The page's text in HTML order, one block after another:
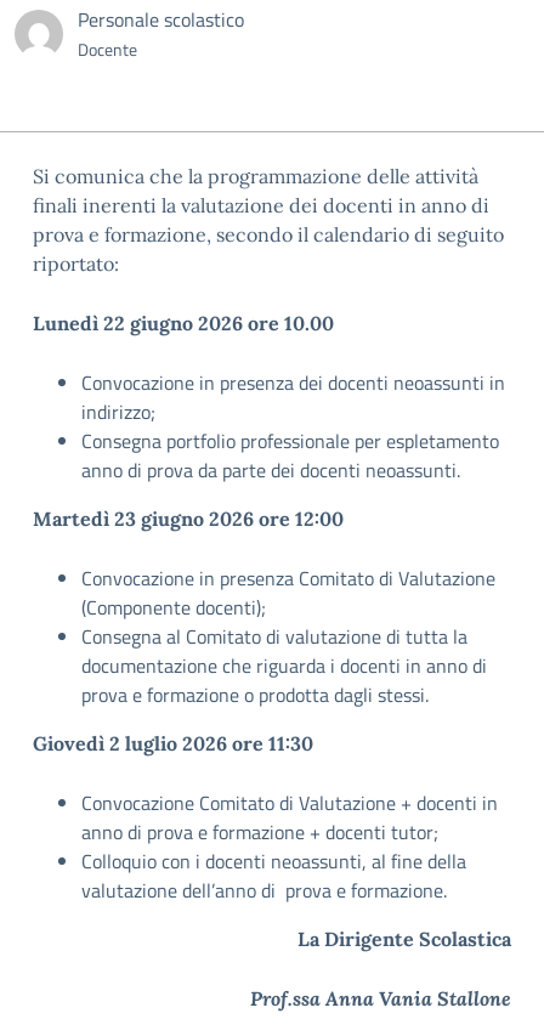
Personale scolastico
Docente
Si comunica che la programmazione delle attività
finali inerenti la valutazione dei docenti in anno di
prova e formazione, secondo il calendario di seguito
riportato:
Lunedì 22 giugno 2026 ore 10.00
Convocazione in presenza dei docenti neoassunti in
indirizzo;
Consegna portfolio professionale per espletamento
anno di prova da parte dei docenti neoassunti.
Martedì 23 giugno 2026 ore 12:00
Convocazione in presenza Comitato di Valutazione
(Componente docenti);
Consegna al Comitato di valutazione di tutta la
documentazione che riguarda i docenti in anno di
prova e formazione o prodotta dagli stessi.
Giovedì 2 luglio 2026 ore 11:30
Convocazione Comitato di Valutazione + docenti in
anno di prova e formazione + docenti tutor;
Colloquio con i docenti neoassunti, al fine della
valutazione dell’anno di prova e formazione.
La Dirigente Scolastica
Prof.ssa Anna Vania Stallone